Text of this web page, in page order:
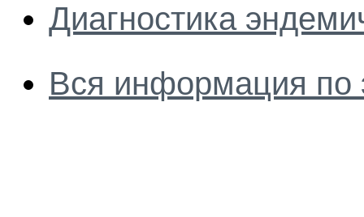
Диагностика
Вся информация по